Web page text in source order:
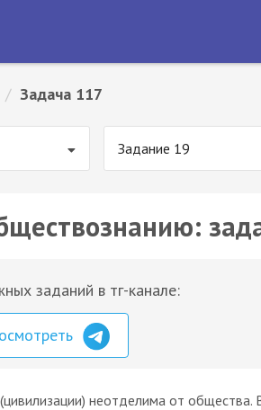
/ Задача 117
Задание 19
заданий в тг-канале:
неотделима от общества.